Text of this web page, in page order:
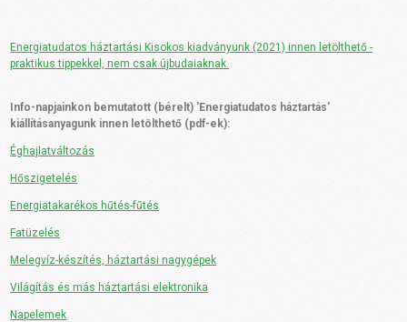
Energiatudatos háztartási Kisokos kiadványunk (2021) innen letölthető -
praktikus tippekkel, nem csak újbudaiaknak.
Info-napjainkon bemutatott (bérelt) 'Energiatudatos háztartás'
kiállításanyagunk innen letölthető (pdf-ek):
Éghajlatváltozás
Hőszigetelés
Energiatakarékos hűtés-fűtés
Fatüzelés
Melegvíz-készítés, háztartási nagygépek
Világítás és más háztartási elektronika
Napelemek